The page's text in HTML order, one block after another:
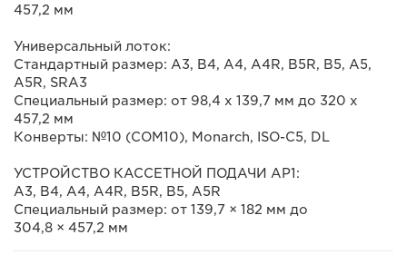
457,2 мм
Универсальный лоток:
Стандартный размер: A3, B4, A4, A4R, B5R, B5, A5,
A5R, SRA3
Специальный размер: от 98,4 x 139,7 мм до 320 x
457,2 мм
Конверты: №10 (COM10), Monarch, ISO-C5, DL
УСТРОЙСТВО КАССЕТНОЙ ПОДАЧИ AP1:
A3, B4, A4, A4R, B5R, B5, A5R
Специальный размер: от 139,7 × 182 мм до
304,8 × 457,2 мм